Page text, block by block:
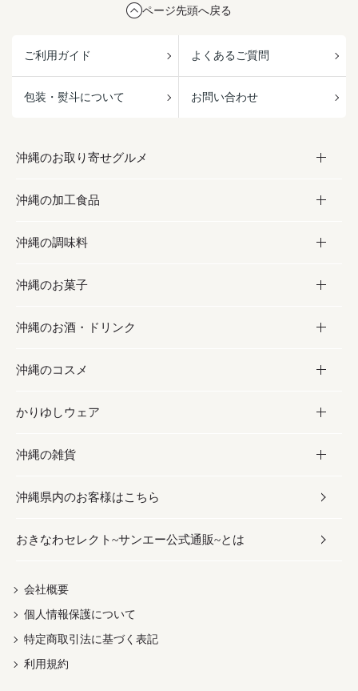
ページ先頭へ戻る
ご利用ガイド よくあるご質問
包装・熨斗について お問い合わせ
沖縄のお取り寄せグルメ
お取り寄せグルメ
フルーツ・野菜
お肉
海産物
沖縄の加工食品
加工食品
缶詰／パウチ
沖縄料理
沖縄そば／乾麺
レトルト食品
乾物／粉類
沖縄の調味料
調味料
砂糖／黒砂糖
塩
お酢／ドレッシング
しょうゆ
みそ
だし／スパイス／島唐辛子
沖縄のお菓子
お菓子
黒糖
ちんすこう
伝統菓子
スナック
おつまみ
紅芋
沖縄のお酒・ドリンク
お酒・ドリンク
泡盛
ビール・チューハイ
ワイン・ウィスキー・カクテル
ドリンク
茶葉
沖縄のコスメ
コスメ
スキンケア
ボディケア
ヘアケア
UVケア
かりゆしウェア
かりゆしウェア
メンズ
レディース
沖縄の雑貨
雑貨
沖縄ファッション
伝統工芸品
沖縄県内のお客様はこちら
おきなわセレクト~サンエー公式通販~とは
会社概要
個人情報保護について
特定商取引法に基づく表記
利用規約